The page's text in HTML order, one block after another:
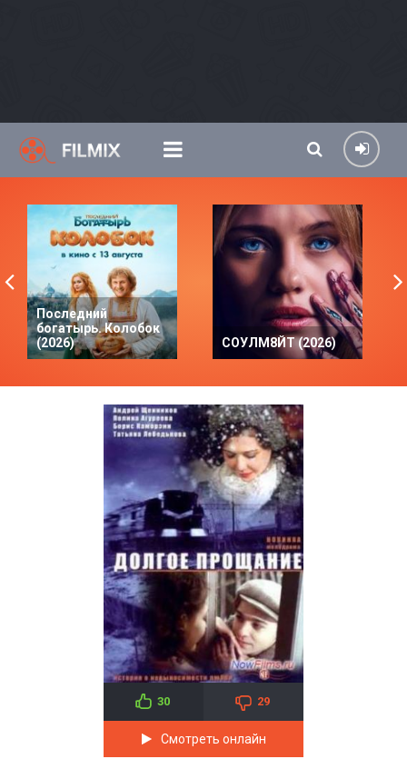
Последний
богатырь. Колобок
(2026)
СОУЛМ8ЙТ (2026)
30 29
Смотреть онлайн